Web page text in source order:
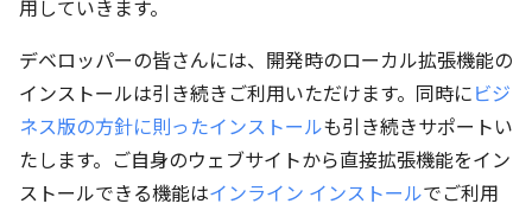
用していきます。
デベロッパーの皆さんには、開発時のローカル拡張機能の
インストールは引き続きご利用いただけます。同時にビジ
ネス版の方針に則ったインストールも引き続きサポートい
たします。ご自身のウェブサイトから直接拡張機能をイン
ストールできる機能はインライン インストールでご利用